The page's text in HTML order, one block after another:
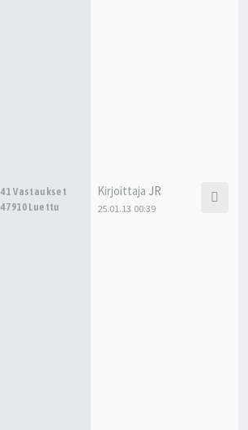
41 Vastaukset
47910 Luettu
Kirjoittaja JR
25.01.13 00:39